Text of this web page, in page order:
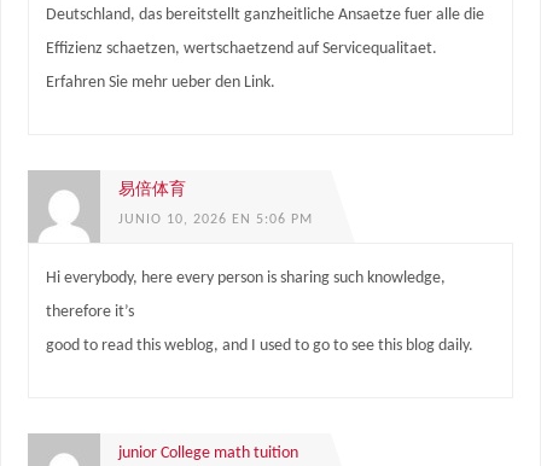
Deutschland, das bereitstellt ganzheitliche Ansaetze fuer alle die
Effizienz schaetzen, wertschaetzend auf Servicequalitaet.
Erfahren Sie mehr ueber den Link.
易倍体育
JUNIO 10, 2026 EN 5:06 PM
Hi everybody, here every person is sharing such knowledge,
therefore it’s
good to read this weblog, and I used to go to see this blog daily.
junior College math tuition